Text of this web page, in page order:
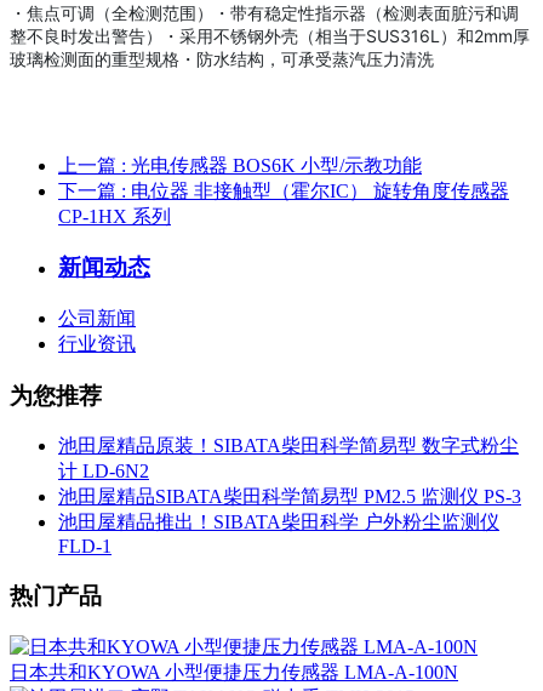
・焦点可调（全检测范围）
・带有稳定性指示器（检测表面脏污和调
整不良时发出警告）
・采用不锈钢外壳（相当于SUS316L）和2mm厚
玻璃检测面的重型规格 ・防水结构，可承受蒸汽压力清洗
上一篇 : 光电传感器 BOS6K 小型/示教功能
下一篇 : 电位器 非接触型（霍尔IC） 旋转角度传感器
CP-1HX 系列
新闻动态
公司新闻
行业资讯
为您推荐
池田屋精品原装！SIBATA柴田科学简易型 数字式粉尘
计 LD-6N2
池田屋精品SIBATA柴田科学简易型 PM2.5 监测仪 PS-3
池田屋精品推出！SIBATA柴田科学 户外粉尘监测仪
FLD-1
热门产品
日本共和KYOWA 小型便捷压力传感器 LMA-A-100N